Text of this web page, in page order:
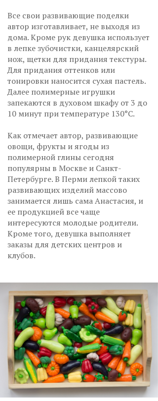
Все свои развивающие поделки
автор изготавливает, не выходя из
дома. Кроме рук девушка использует
в лепке зубочистки, канцелярский
нож, щетки для придания текстуры.
Для придания оттенков или
тонировки наносится сухая пастель.
Далее полимерные игрушки
запекаются в духовом шкафу от 3 до
10 минут при температуре 130°С.
Как отмечает автор, развивающие
овощи, фрукты и ягоды из
полимерной глины сегодня
популярны в Москве и Санкт-
Петербурге. В Перми лепкой таких
развивающих изделий массово
занимается лишь сама Анастасия, и
ее продукцией все чаще
интересуются молодые родители.
Кроме того, девушка выполняет
заказы для детских центров и
клубов.